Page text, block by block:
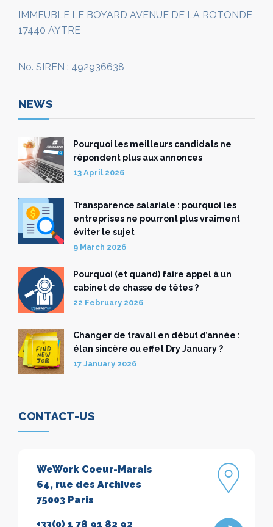
IMMEUBLE LE BOYARD AVENUE DE LA ROTONDE
17440 AYTRE
No. SIREN : 492936638
NEWS
Pourquoi les meilleurs candidats ne
répondent plus aux annonces
13 April 2026
Transparence salariale : pourquoi les
entreprises ne pourront plus vraiment
éviter le sujet
9 March 2026
Pourquoi (et quand) faire appel à un
cabinet de chasse de têtes ?
22 February 2026
Changer de travail en début d’année :
élan sincère ou effet Dry January ?
17 January 2026
CONTACT-US
WeWork Coeur-Marais
64, rue des Archives
75003 Paris
+33(0) 1 78 91 82 92